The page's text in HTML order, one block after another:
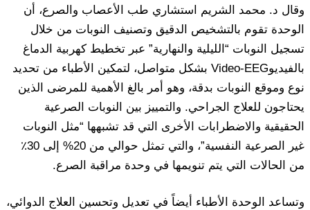
وقال د. محمد الشريم استشاري طب الأعصاب والصرع، أن
الوحدة تقوم بالتشخيص الدقيق وتصنيف النوبات من خلال
تسجيل النوبات “الليلية والنهارية” عبر تخطيط كهربية الدماغ
بالفيديوVideo-EEG بشكل متواصل، لتمكين الأطباء من تحديد
نوع وموقع النوبات بدقة، وهو أمر بالغ الأهمية للمرضى الذين
يحتاجون للعلاج الجراحي. والتمييز بين النوبات الصرعية
الحقيقية والاضطرابات الأخرى التي قد تشبهها “مثل النوبات
غير الصرعية النفسية”، والتي تمثل حوالي من 20% إلى 30٪؜
من الحالات التي يتم تنويمها في وحدة مراقبة الصرع.
وتساعد الوحدة الأطباء أيضاً في تعديل وتحسين العلاج الدوائي،